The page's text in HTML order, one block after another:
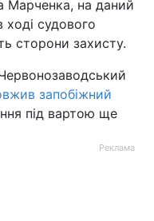
Марченка, на даний
ході судового
сторони захисту.
запобіжний
під вартою ще
Реклама